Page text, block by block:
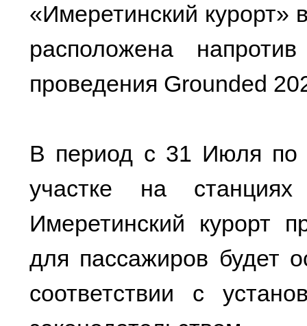
«Имеретинский курорт»
расположена
проведения Grounded
В период с 31 Июля по
участке на
Имеретинский курорт
для пассажиров будет
соответствии с